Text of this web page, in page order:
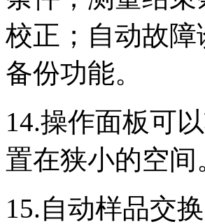
校正；自动故
备份功能。
14.操作面板可
置在狭小的空间
15.自动样品交